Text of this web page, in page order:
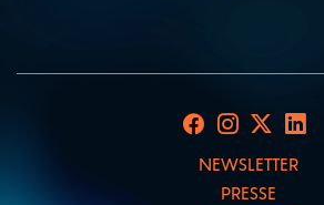
NEWSLETTER
PRESSE